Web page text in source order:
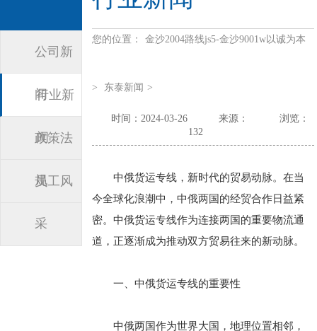
公司新
闻
行业新
闻
政策法
规
员工风
采
您的位置： 金沙2004路线js5-金沙9001w以诚为本
> 东泰新闻 >
时间：2024-03-26 来源：
浏览：
132
中俄货运专线，新时代的贸易动脉。在当
今全球化浪潮中，中俄两国的经贸合作日益紧
密。中俄货运专线作为连接两国的重要物流通
道，正逐渐成为推动双方贸易往来的新动脉。
一、中俄货运专线的重要性
中俄两国作为世界大国，地理位置相邻，